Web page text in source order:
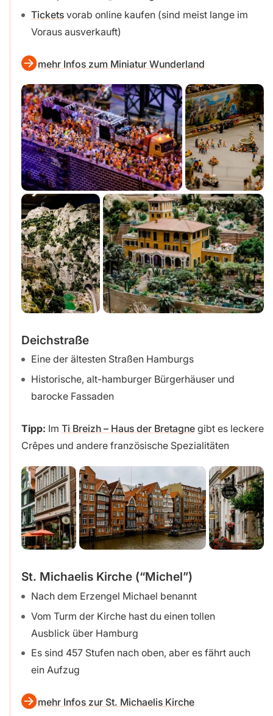
Ticketsvorab online kaufen (sind meist lange im
Voraus ausverkauft)
mehr Infos zum Miniatur Wunderland
Deichstraße
Eine der ältesten Straßen Hamburgs
Historische, alt-hamburger Bürgerhäuser und
barocke Fassaden
Tipp: Im Ti Breizh – Haus der Bretagnegibt es leckere
Crêpes und andere französische Spezialitäten
St. Michaelis Kirche (“Michel”)
Nach dem Erzengel Michael benannt
Vom Turm der Kirche hast du einen tollen
Ausblick über Hamburg
Es sind 457 Stufen nach oben, aber es fährt auch
ein Aufzug
mehr Infos zur St. Michaelis Kirche